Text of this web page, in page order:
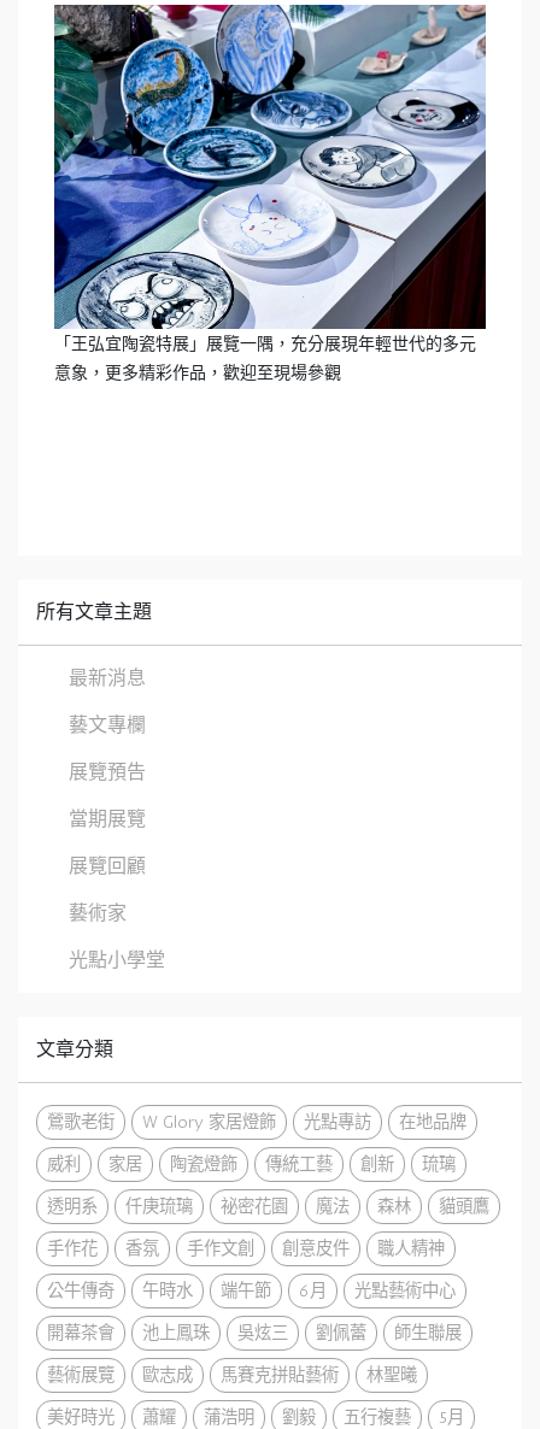
「王弘宜陶瓷特展」展覽一隅，充分展現年輕世代的多元
意象，更多精彩作品，歡迎至現場參觀
所有文章主題
最新消息
藝文專欄
展覽預告
當期展覽
展覽回顧
藝術家
光點小學堂
文章分類
鶯歌老街 W Glory 家居燈飾 光點專訪
在地品牌
威利
家居 陶瓷燈飾 傳統工藝 創新
琉璃
透明系
仟庚琉璃 祕密花園 魔法 森林
貓頭鷹
手作花
香氛 手作文創 創意皮件
職人精神
公牛傳奇
午時水 端午節 6月
光點藝術中心
開幕茶會
池上鳳珠 吳炫三 劉佩蕾
師生聯展
藝術展覽
歐志成 馬賽克拼貼藝術
林聖曦
美好時光
蕭耀 蒲浩明 劉毅 五行複藝
5月